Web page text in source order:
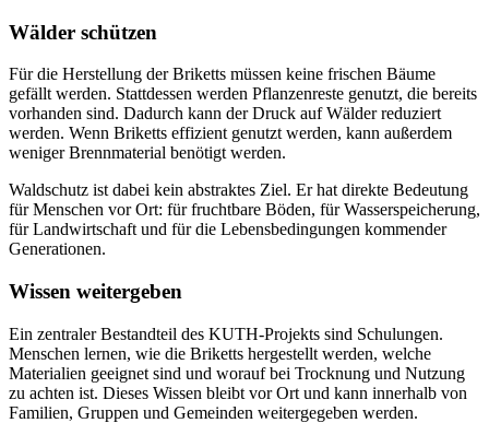
Wälder schützen
Für die Herstellung der Briketts müssen keine frischen Bäume
gefällt werden. Stattdessen werden Pflanzenreste genutzt, die bereits
vorhanden sind. Dadurch kann der Druck auf Wälder reduziert
werden. Wenn Briketts effizient genutzt werden, kann außerdem
weniger Brennmaterial benötigt werden.
Waldschutz ist dabei kein abstraktes Ziel. Er hat direkte Bedeutung
für Menschen vor Ort: für fruchtbare Böden, für Wasserspeicherung,
für Landwirtschaft und für die Lebensbedingungen kommender
Generationen.
Wissen weitergeben
Ein zentraler Bestandteil des KUTH-Projekts sind Schulungen.
Menschen lernen, wie die Briketts hergestellt werden, welche
Materialien geeignet sind und worauf bei Trocknung und Nutzung
zu achten ist. Dieses Wissen bleibt vor Ort und kann innerhalb von
Familien, Gruppen und Gemeinden weitergegeben werden.